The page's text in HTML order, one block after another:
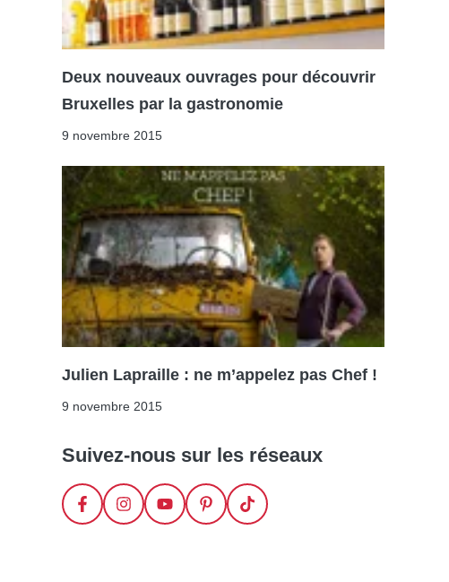
Deux nouveaux ouvrages pour découvrir
Bruxelles par la gastronomie
9 novembre 2015
Julien Lapraille : ne m’appelez pas Chef !
9 novembre 2015
Suivez-nous sur les réseaux